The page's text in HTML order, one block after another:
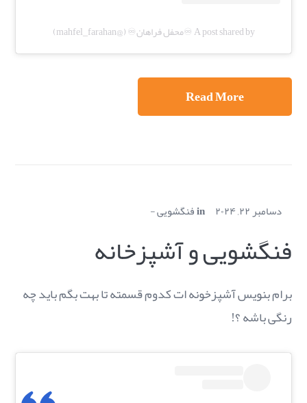
A post shared by ♾️محفل فراهان♾️ (@mahfel_farahan)
Read More
دسامبر ۲۲, ۲۰۲۴ inفنگشویی
فنگشویی و آشپزخانه
برام بنویس آشپزخونه ات کدوم قسمته تا بهت بگم باید چه
رنگی باشه ؟!